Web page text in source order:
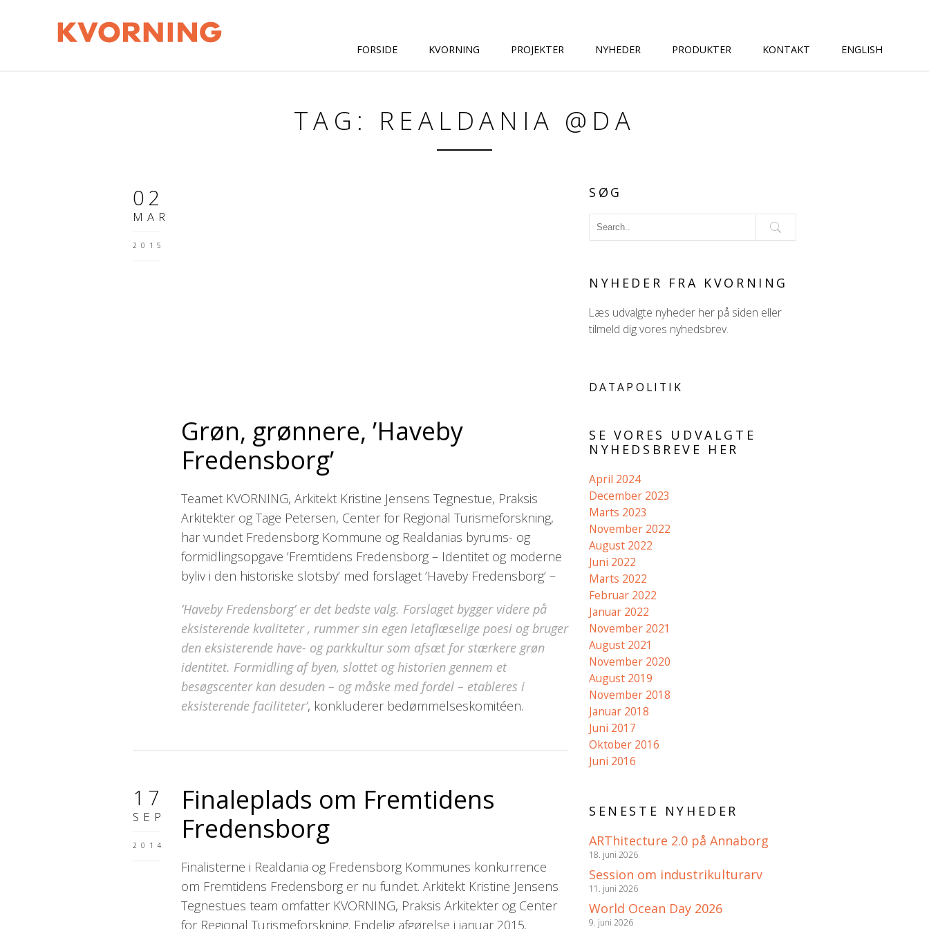
FORSIDE KVORNING PROJEKTER NYHEDER PRODUKTER KONTAKT ENGLISH
TAG: REALDANIA @DA
02
MAR
2015
Grøn, grønnere, ’Haveby
Fredensborg’
Teamet KVORNING, Arkitekt Kristine Jensens Tegnestue, Praksis
Arkitekter og Tage Petersen, Center for Regional Turismeforskning,
har vundet Fredensborg Kommune og Realdanias byrums- og
formidlingsopgave ’Fremtidens Fredensborg – Identitet og moderne
byliv i den historiske slotsby’ med forslaget ’Haveby Fredensborg’ –
’Haveby Fredensborg’ er det bedste valg. Forslaget bygger videre på
eksisterende kvaliteter , rummer sin egen letaflæselige poesi og bruger
den eksisterende have- og parkkultur som afsæt for stærkere grøn
identitet. Formidling af byen, slottet og historien gennem et
besøgscenter kan desuden – og måske med fordel – etableres i
eksisterende faciliteter’, konkluderer bedømmelseskomitéen.
17
SEP
2014
Finaleplads om Fremtidens
Fredensborg
Finalisterne i Realdania og Fredensborg Kommunes konkurrence
om Fremtidens Fredensborg er nu fundet. Arkitekt Kristine Jensens
Tegnestues team omfatter KVORNING, Praksis Arkitekter og Center
for Regional Turismeforskning. Endelig afgørelse i januar 2015.
SØG
NYHEDER FRA KVORNING
Læs udvalgte nyheder her på siden eller
tilmeld dig vores nyhedsbrev.
DATAPOLITIK
SE VORES UDVALGTE
NYHEDSBREVE HER
April 2024
December 2023
Marts 2023
November 2022
August 2022
Juni 2022
Marts 2022
Februar 2022
Januar 2022
November 2021
August 2021
November 2020
August 2019
November 2018
Januar 2018
Juni 2017
Oktober 2016
Juni 2016
SENESTE NYHEDER
ARThitecture 2.0 på Annaborg
18. juni 2026
Session om industrikulturarv
11. juni 2026
World Ocean Day 2026
9. juni 2026